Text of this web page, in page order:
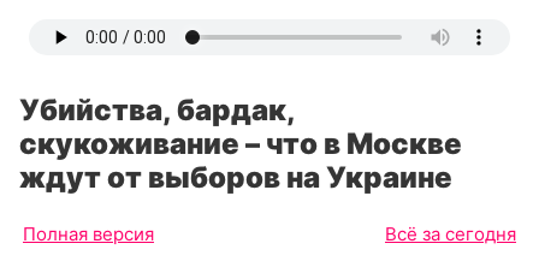
Убийства, бардак,
скукоживание – что в Москве
ждут от выборов на Украине
Полная версия Всё за сегодня